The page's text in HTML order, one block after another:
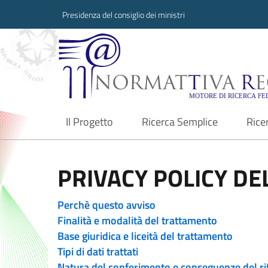
Presidenza del consiglio dei ministri
Normattiva
Il Progetto
current Ricerca Semplice
PRIVACY POLICY
Perchè questo avviso
Finalità e modalità del trattamento
Base giuridica e liceità del trattamento
Tipi di dati trattati